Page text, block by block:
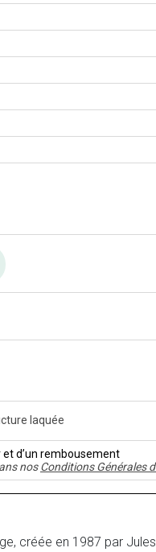
laquée
et d’un rembousement
nosConditions Générales
créée en 1987 par